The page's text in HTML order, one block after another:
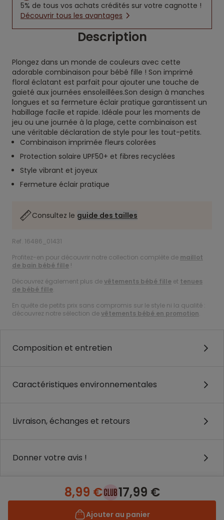
5% de tous vos achats crédités sur votre cagnotte !
Découvrir tous les avantages
Description
Plongez dans un monde de couleurs avec cette
adorable combinaison pour bébé fille ! Son imprimé
floral éclatant est parfait pour ajouter une touche de
gaieté aux journées ensoleillées.Son design à manches
longues et sa fermeture éclair pratique garantissent un
habillage facile et rapide. Idéale pour les moments de
jeu ou une journée à la plage, cette combinaison est
une véritable déclaration de style pour les tout-petits.
Combinaison imprimée fleurs colorées
Protection solaire UPF50+ et fibres recyclées
Style vibrant et joyeux
Fermeture éclair pratique
Consultez le guide des tailles
Ref. 16486_01431
Profitez-en pour découvrir notre collection complète de maillot
de bain bébé fille !
Découvrez également plus devêtements bébé fille et tenues
de bébé fille.
En quête de petits prix sans compromis sur le style ni la qualité :
découvrez notre sélection devêtements bébé en promotion.
Composition et entretien
Caractéristiques environnementales
Livraison, échanges et retours
Donner votre avis !
8,99 € 17,99 €
Ajouter au panier